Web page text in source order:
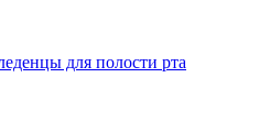
для полости рта